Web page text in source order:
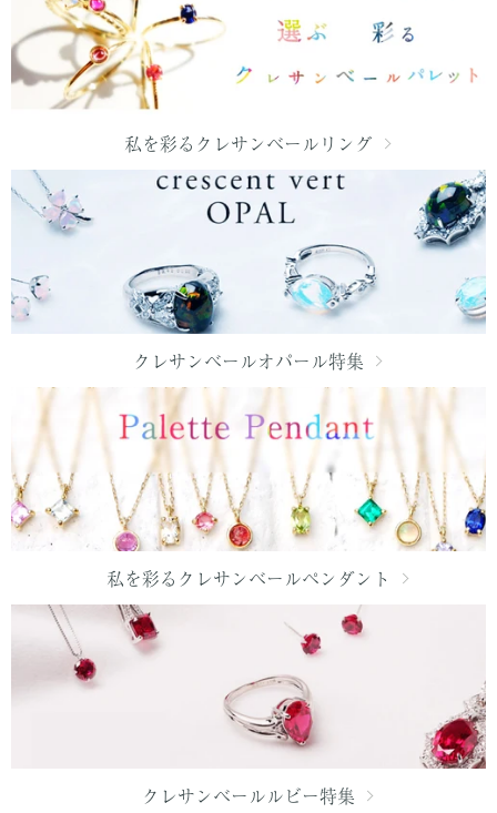
私を彩るクレサンベールリング
クレサンベールオパール特集
私を彩るクレサンベールペンダント
クレサンベールルビー特集